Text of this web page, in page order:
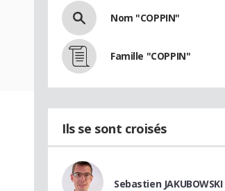
Nom "COPPIN"
Famille "COPPIN"
Ils se sont croisés
Sebastien JAKUBOWSKI